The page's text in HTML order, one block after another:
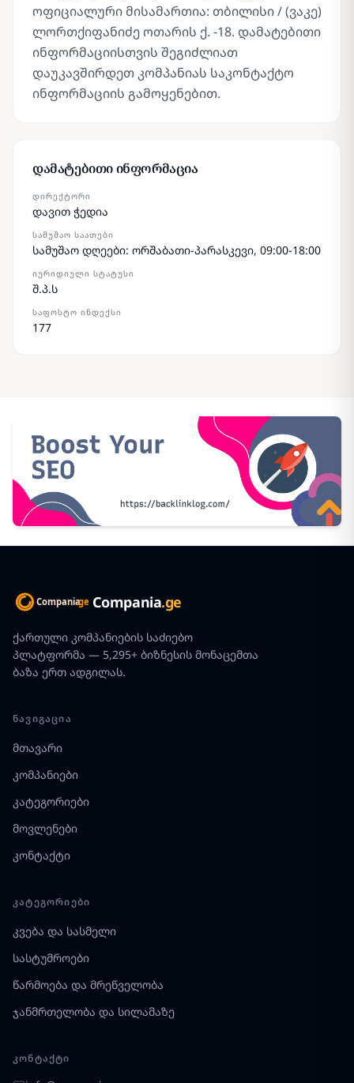
ოფიციალური მისამართია: თბილისი / (ვაკე)
ლორთქიფანიძე ოთარის ქ. -18. დამატებითი
ინფორმაციისთვის შეგიძლიათ
დაუკავშირდეთ კომპანიას საკონტაქტო
ინფორმაციის გამოყენებით.
დამატებითი ინფორმაცია
ᲓᲘᲠᲔᲥᲢᲝᲠᲘ
დავით ჭედია
ᲡᲐᲛᲣᲨᲐᲝ ᲡᲐᲐᲗᲔᲑᲘ
სამუშაო დღეები: ორშაბათი-პარასკევი, 09:00-18:00
ᲘᲣᲠᲘᲓᲘᲣᲚᲘ ᲡᲢᲐᲢᲣᲡᲘ
შ.პ.ს
ᲡᲐᲤᲝᲡᲢᲝ ᲘᲜᲓᲔᲥᲡᲘ
177
Compania.ge
ქართული კომპანიების საძიებო
პლატფორმა — 5,295+ ბიზნესის მონაცემთა
ბაზა ერთ ადგილას.
ᲜᲐᲕᲘᲒᲐᲪᲘᲐ
მთავარი
კომპანიები
კატეგორიები
მოვლენები
კონტაქტი
ᲙᲐᲢᲔᲒᲝᲠᲘᲔᲑᲘ
კვება და სასმელი
სასტუმროები
წარმოება და მრეწველობა
ჯანმრთელობა და სილამაზე
ᲙᲝᲜᲢᲐᲥᲢᲘ